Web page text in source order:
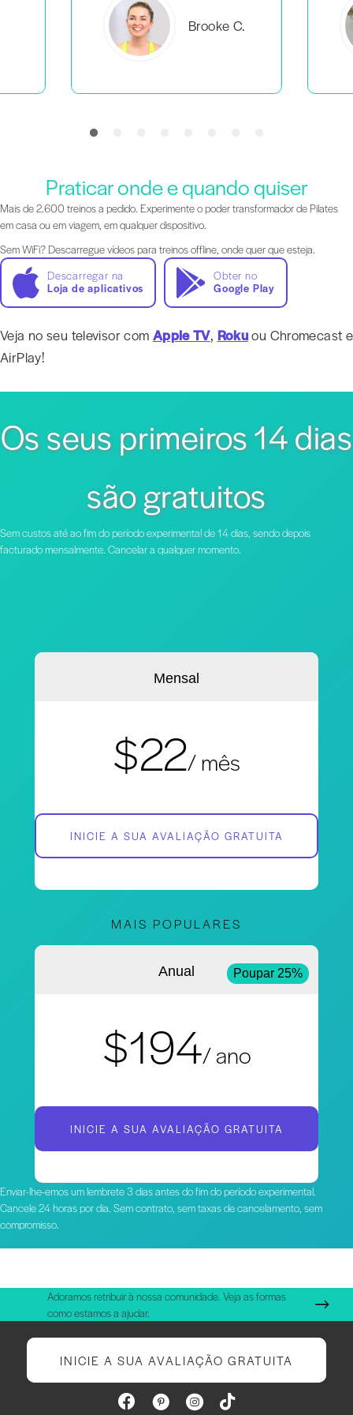
Everlea B.
Praticar onde e quando quiser
Mais de 2.600 treinos a pedido. Experimente o poder transformador de Pilates
em casa ou em viagem, em qualquer dispositivo.
Sem WiFi? Descarregue vídeos para treinos offline, onde quer que esteja.
Descarregar na
Loja de aplicativos
Obter no
Google Play
Veja no seu televisor com Apple TV, Rokuou Chromecast e
AirPlay!
Os seus primeiros 14 dias
são gratuitos
Sem custos até ao fim do período experimental de 14 dias, sendo depois
facturado mensalmente. Cancelar a qualquer momento.
Mensal
$22/ mês
INICIE A SUA AVALIAÇÃO GRATUITA
MAIS POPULARES
Anual Poupar 25%
$194/ ano
INICIE A SUA AVALIAÇÃO GRATUITA
Enviar-lhe-emos um lembrete 3 dias antes do fim do período experimental.
Cancele 24 horas por dia. Sem contrato, sem taxas de cancelamento, sem
compromisso.
Adoramos retribuir à nossa comunidade. Veja as formas
como estamos a ajudar.
INICIE A SUA AVALIAÇÃO GRATUITA